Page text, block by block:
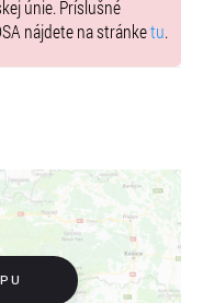
únie. Príslušné
nájdete na stránketu.